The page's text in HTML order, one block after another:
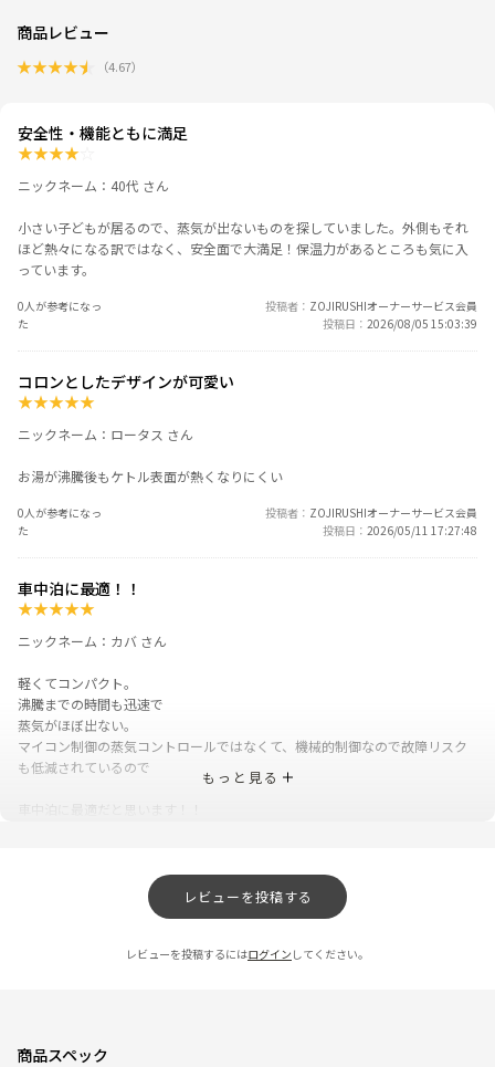
商品レビュー
★★★★★ （4.67）
安全性・機能ともに満足
★★★★
ニックネーム：40代 さん
小さい子どもが居るので、蒸気が出ないものを探していました。外側もそれ
ほど熱々になる訳ではなく、安全面で大満足！保温力があるところも気に入
っています。
0人が参考になっ
た
投稿者
ZOJIRUSHIオーナーサービス会員
投稿日
2026/08/05 15:03:39
コロンとしたデザインが可愛い
★★★★★
ニックネーム：ロータス さん
お湯が沸騰後もケトル表面が熱くなりにくい
0人が参考になっ
た
投稿者
ZOJIRUSHIオーナーサービス会員
投稿日
2026/05/11 17:27:48
車中泊に最適！！
★★★★★
ニックネーム：カバ さん
軽くてコンパクト。
沸騰までの時間も迅速で
蒸気がほぼ出ない。
マイコン制御の蒸気コントロールではなくて、機械的制御なので故障リスク
も低減されているので
もっと見る
レビュー一覧
レビューを投稿する
レビューを投稿するにはログイン してください。
商品スペック